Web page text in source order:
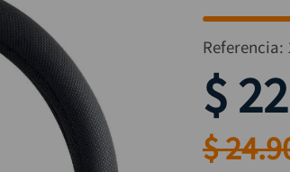
Referencia:
$ 22
$24.
6 . broca
7 hidrolavadora
rueda
taladro inalámbrico
llave